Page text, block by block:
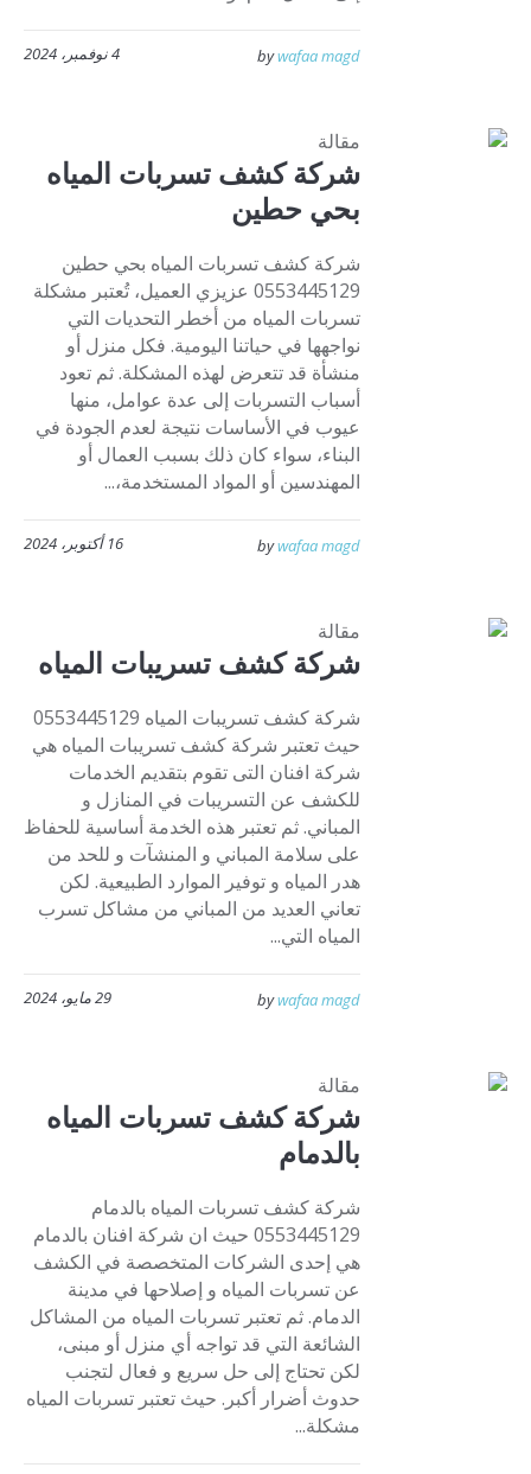
4 نوفمبر، 2024 bywafaa magd
مقالة
شركة كشف تسربات المياه
بحي حطين
شركة كشف تسربات المياه بحي حطين
0553445129 عزيزي العميل، تُعتبر مشكلة
تسربات المياه من أخطر التحديات التي
نواجهها في حياتنا اليومية. فكل منزل أو
منشأة قد تتعرض لهذه المشكلة. ثم تعود
أسباب التسربات إلى عدة عوامل، منها
عيوب في الأساسات نتيجة لعدم الجودة في
البناء، سواء كان ذلك بسبب العمال أو
المهندسين أو المواد المستخدمة،...
16 أكتوبر، 2024 bywafaa magd
مقالة
شركة كشف تسريبات المياه
شركة كشف تسريبات المياه 0553445129
حيث تعتبر شركة كشف تسريبات المياه هي
شركة افنان التى تقوم بتقديم الخدمات
للكشف عن التسريبات في المنازل و
المباني. ثم تعتبر هذه الخدمة أساسية للحفاظ
على سلامة المباني و المنشآت و للحد من
هدر المياه و توفير الموارد الطبيعية. لكن
تعاني العديد من المباني من مشاكل تسرب
المياه التي...
29 مايو، 2024 bywafaa magd
مقالة
شركة كشف تسربات المياه
بالدمام
شركة كشف تسربات المياه بالدمام
0553445129 حيث ان شركة افنان بالدمام
هي إحدى الشركات المتخصصة في الكشف
عن تسربات المياه و إصلاحها في مدينة
الدمام. ثم تعتبر تسربات المياه من المشاكل
الشائعة التي قد تواجه أي منزل أو مبنى،
لكن تحتاج إلى حل سريع و فعال لتجنب
حدوث أضرار أكبر. حيث تعتبر تسربات المياه
مشكلة...